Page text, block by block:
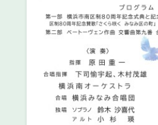
・ 館内サービス・アクセシビリティ
・ 交通案内
・ よくある質問
施設を借りる
・ 施設を借りる
・ 空き状況
音楽堂について
・ 音楽堂のご案内
神奈川県立音楽堂